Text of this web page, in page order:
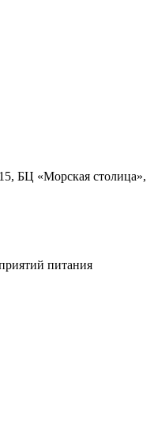
БЦ «Морская столица»,
питания